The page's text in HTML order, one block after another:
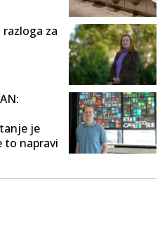
razloga za
je
to napravi